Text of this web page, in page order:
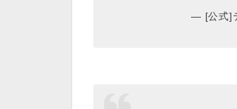
— [公式]